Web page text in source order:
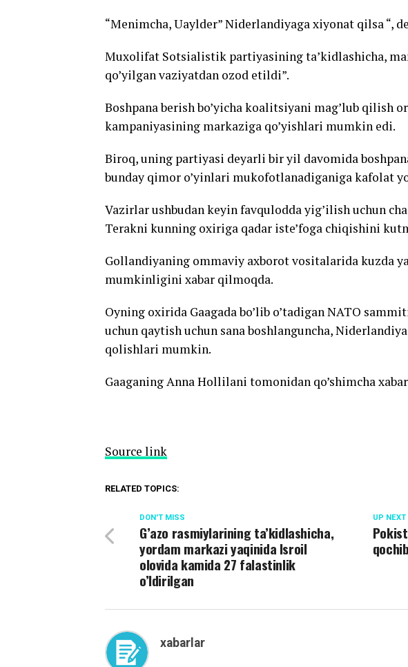
“Menimcha, Uaylder” Niderlandiyaga xiyonat qilsa “,
Muxolifat Sotsialistik partiyasining ta’kidlashicha,
qo’yilgan vaziyatdan ozod etildi”.
Boshpana berish bo’yicha koalitsiyani mag’lub qilish
kampaniyasining markaziga qo’yishlari mumkin edi.
Biroq, uning partiyasi deyarli bir yil davomida
bunday qimor o’yinlari mukofotlanadiganiga kafolat
Vazirlar ushbudan keyin favqulodda yig’ilish uchun
Terakni kunning oxiriga qadar iste’foga chiqishini
Gollandiyaning ommaviy axborot vositalarida kuzda
mumkinligini xabar qilmoqda.
Oyning oxirida Gaagada bo’lib o’tadigan NATO
uchun qaytish uchun sana boshlanguncha,
qolishlari mumkin.
Gaaganing Anna Hollilani tomonidan qo’shimcha
Source link
RELATED TOPICS:
UP NEXT
DON'T MISS
G’azo rasmiylarining ta’kidlashicha,
yordam markazi yaqinida Isroil
olovida kamida 27 falastinlik
o’ldirilgan
xabarlar